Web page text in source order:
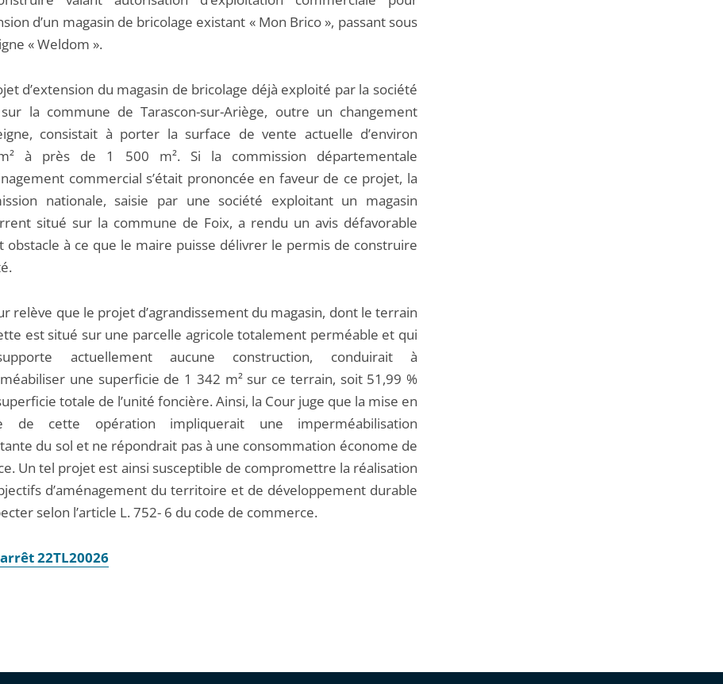
d’un magasin de bricolage existant « Mon Brico », passant sous
« Weldom ».
d’extension du magasin de bricolage déjà exploité par la société
sur la commune de Tarascon-sur-Ariège, outre un changement
consistait à porter la surface de vente actuelle d’environ
à près de 1 500 m². Si la commission départementale
commercial s’était prononcée en faveur de ce projet, la
nationale, saisie par une société exploitant un magasin
situé sur la commune de Foix, a rendu un avis défavorable
obstacle à ce que le maire puisse délivrer le permis de construire
relève que le projet d’agrandissement du magasin, dont le terrain
est situé sur une parcelle agricole totalement perméable et qui
actuellement aucune construction, conduirait à
une superficie de 1 342 m² sur ce terrain, soit 51,99 %
totale de l’unité foncière. Ainsi, la Cour juge que la mise en
de cette opération impliquerait une imperméabilisation
du sol et ne répondrait pas à une consommation économe de
Un tel projet est ainsi susceptible de compromettre la réalisation
d’aménagement du territoire et de développement durable
selon l’article L. 752- 6 du code de commerce.
22TL20026